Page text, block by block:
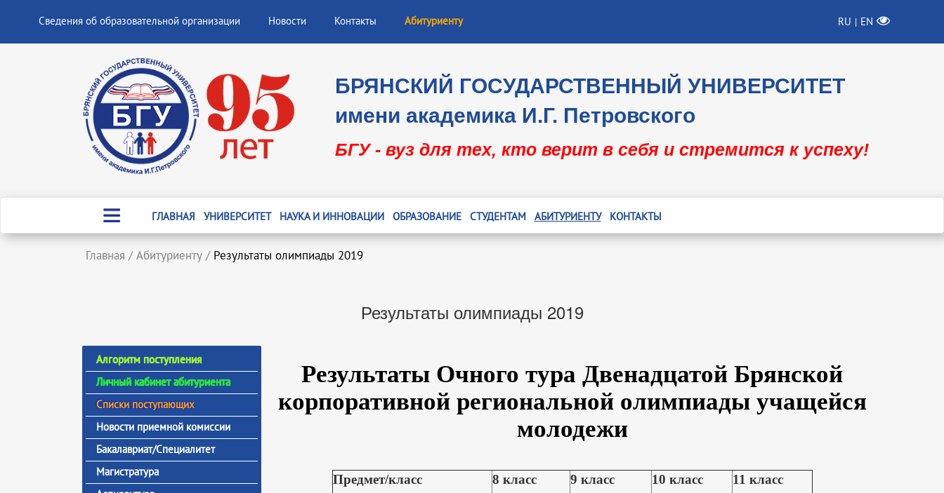
Сведения об образовательной организации Новости Контакты Абитуриенту RU | EN
БРЯНСКИЙ ГОСУДАРСТВЕННЫЙ УНИВЕРСИТЕТ
имени академика И.Г. Петровского
БГУ - вуз для тех, кто верит в себя и стремится к успеху!
ГЛАВНАЯ УНИВЕРСИТЕТ НАУКА И ИННОВАЦИИ ОБРАЗОВАНИЕ СТУДЕНТАМ АБИТУРИЕНТУ КОНТАКТЫ
Главная / Абитуриенту / Результаты олимпиады 2019
Результаты олимпиады 2019
Алгоритм поступления
Личный кабинет абитуриента
Списки поступающих
Новости приемной комиссии
Бакалавриат/Специалитет
Магистратура
Результаты Очного тура Двенадцатой Брянской
корпоративной региональной олимпиады учащейся
молодежи
Предмет/класс 8 класс 9 класс 10 класс
11 класс